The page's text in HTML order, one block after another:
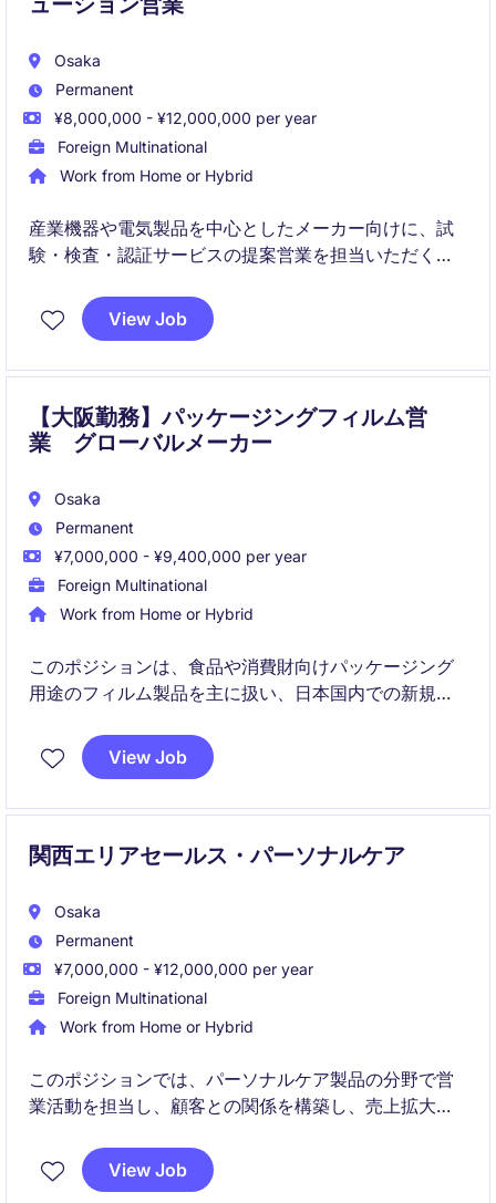
Osaka
Permanent
¥8,000,000 - ¥12,000,000 per year
Foreign Multinational
Work from Home or Hybrid
産業機器や電気製品を中心としたメーカー向けに、試
験・検査・認証サービスの提案営業を担当いただくポ
築まで幅広く携わり、お客様のグローバル市場展開や
製品安全の実現を支援します。
View Job
【大阪勤務】パッケージングフィルム営
業 グローバルメーカー
Osaka
Permanent
¥7,000,000 - ¥9,400,000 per year
Foreign Multinational
Work from Home or Hybrid
このポジションは、食品や消費財向けパッケージング
用途のフィルム製品を主に扱い、日本国内での新規顧
上拡大を担う役割です。さらに、地域・グローバルチ
ームと連携しながら市場分析や売上予測、営業戦略の
View Job
関西エリアセールス・パーソナルケア
Osaka
Permanent
¥7,000,000 - ¥12,000,000 per year
Foreign Multinational
Work from Home or Hybrid
このポジションでは、パーソナルケア製品の分野で営
業活動を担当し、顧客との関係を構築し、売上拡大を
識を活かして、顧客ニーズに応えるソリューションを
提案していただきます。
View Job